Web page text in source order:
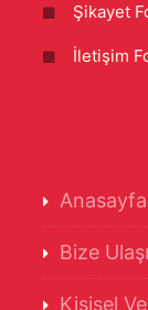
Şikayet
İletişim
Anasayfa
Bize
Kişisel